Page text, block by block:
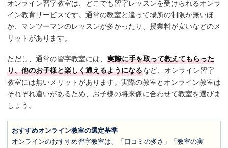
オンライン習字教室は、どこでも習字レッスンを受けられるオンラ
イン教育サービスです。通常の教室と違って場所の制限が無いほ
か、マンツーマンのレッスンが多かったり、授業料が安いなどのメ
リットがあります。
ただし、通常の習字教室には、 実際に手を取って教えてもらった
り、他のお子様と楽しく通えるようになるなど、オンライン習字
教室には無いメリットがあります。実際の教室とオンライン教室は
それぞれ違いがあるため、お子様の将来像に合わせて教室を選びま
しょう。
おすすめオンライン教室の選定基準
オンラインのおすすめ習字教室は、「口コミの多さ」「教室の実